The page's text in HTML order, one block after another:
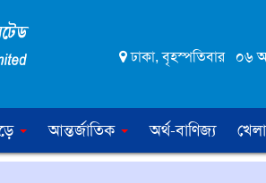
ঢাকা, বৃহস্পতিবার ০৬
আন্তর্জাতিক অর্থ-বাণিজ্য